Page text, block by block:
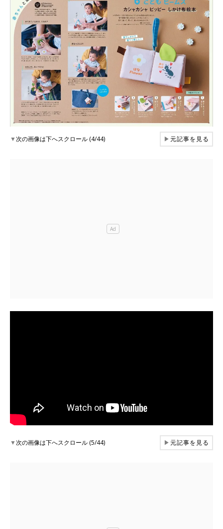
▼次の画像は下へスクロール (4/44) ▶元記事を見る
▼次の画像は下へスクロール (5/44) ▶元記事を見る